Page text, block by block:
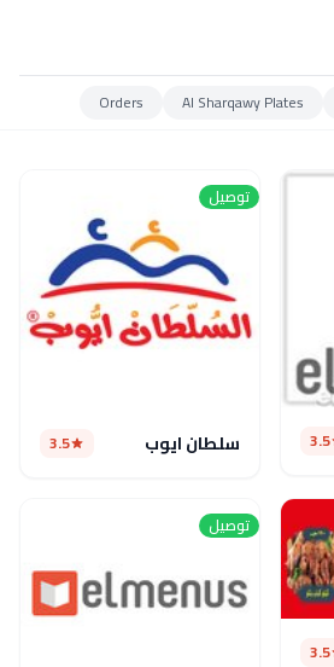
Al Sharqawy Plates
Orders
3.5
توصيل
سلطان ايوب 3.5
3.5
توصيل